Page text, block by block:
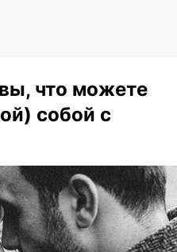
что можете
собой с